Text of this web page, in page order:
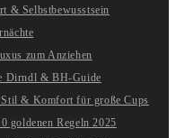
& Selbstbewusstsein
zum Anziehen
Dirndl & BH-Guide
& Komfort für große Cups
goldenen Regeln 2025